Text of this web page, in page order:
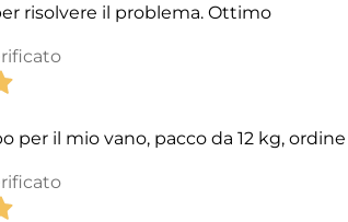
risolvere il problema. Ottimo
per il mio vano, pacco da 12 kg,